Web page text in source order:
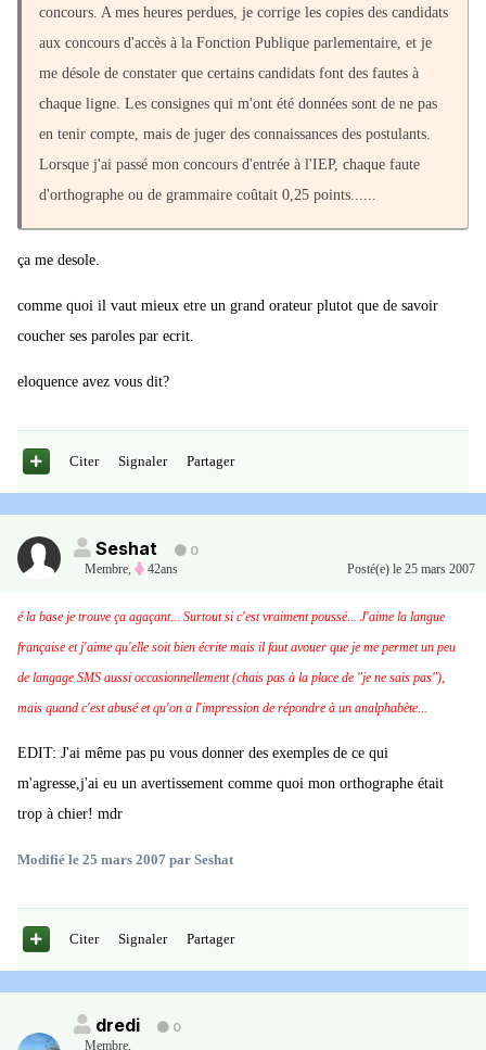
concours. A mes heures perdues, je corrige les copies des candidats
aux concours d'accès à la Fonction Publique parlementaire, et je
me désole de constater que certains candidats font des fautes à
chaque ligne. Les consignes qui m'ont été données sont de ne pas
en tenir compte, mais de juger des connaissances des postulants.
Lorsque j'ai passé mon concours d'entrée à l'IEP, chaque faute
d'orthographe ou de grammaire coûtait 0,25 points......
ça me desole.
comme quoi il vaut mieux etre un grand orateur plutot que de savoir
coucher ses paroles par ecrit.
eloquence avez vous dit?
Citer Signaler Partager
Seshat
0
Membre
42ans Posté(e) le 25 mars 2007
é la base je trouve ça agaçant... Surtout si c'est vraiment poussé... J'aime la langue
française et j'aime qu'elle soit bien écrite mais il faut avouer que je me permet un peu
de langage SMS aussi occasionnellement (chais pas à la place de "je ne sais pas"),
mais quand c'est abusé et qu'on a l'impression de répondre à un analphabète...
EDIT: J'ai même pas pu vous donner des exemples de ce qui
m'agresse,j'ai eu un avertissement comme quoi mon orthographe était
trop à chier! mdr
Modifié le 25 mars 2007 par Seshat
Citer Signaler Partager
dredi
0
Membre